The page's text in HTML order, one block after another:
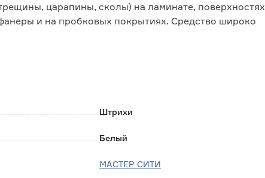
царапины, сколы) на ламинате, поверхностях
и на пробковых покрытиях. Средство широко
формату упаковки.
Штрихи
Белый
МАСТЕР СИТИ